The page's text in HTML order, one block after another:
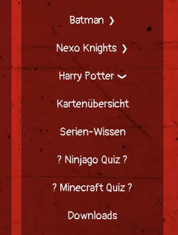
Batman
Nexo Knights
Harry Potter
Kartenübersicht
Serien-Wissen
? Ninjago Quiz ?
? Minecraft Quiz ?
Downloads